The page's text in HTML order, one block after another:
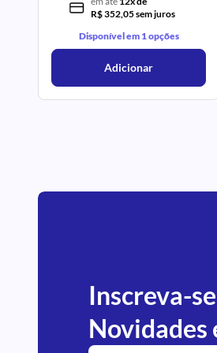
R$ 352,05 sem juros
Disponível em 1 opções
Adicionar
Inscreva-
Novidades